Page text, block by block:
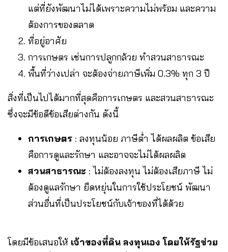
แต่ที่ยังพัฒนาไม่ได้เพราะความไม่พร้อม และความ
ต้องการของตลาด
ที่อยู่อาศัย
การเกษตร เช่นการปลูกกล้วย ทำสวนสาธารณะ
พื้นที่ว่างเปล่า จะต้องจ่ายภาษีเพิ่ม 0.3% ทุก 3 ปี
สิ่งที่เป็นไปได้มากที่สุดคือการเกษตร และสวนสาธารณะ
ซึ่งจะมีข้อดีข้อเสียต่างกัน ดังนี้
การเกษตร : ลงทุนน้อย ภาษีต่ำ ได้ผลผลิต ข้อเสีย
คือการดูและรักษา และอาจจะไม่ได้ผลผลิต
สวนสาธารณะ : ไม่ต้องลงทุน ไม่ต้องเสียภาษี ไม่
ต้องดูแลรักษา ยืดหยุ่นในการใช้ประโยชน์ พัฒนา
ส่วนอื่นที่เป็นประโยชน์กับเจ้าของที่ได้ด้วย
โดยมีข้อเสนอให้ เจ้าของที่ดิน ลงทุนเอง โดยให้รัฐช่วย